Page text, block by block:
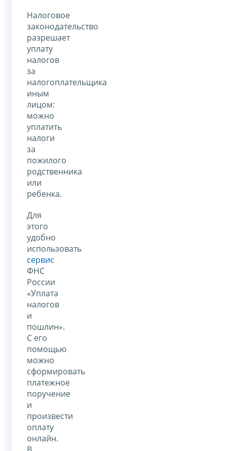
Налоговое
законодательство
разрешает
уплату
налогов
за
налогоплательщика
иным
лицом:
можно
уплатить
налоги
за
пожилого
родственника
или
ребенка.
Для
этого
удобно
использовать
сервис
ФНС
России
«Уплата
налогов
и
пошлин».
С его
помощью
можно
сформировать
платежное
поручение
и
произвести
оплату
онлайн.